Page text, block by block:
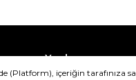
Yardım